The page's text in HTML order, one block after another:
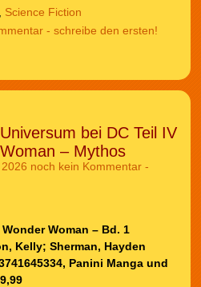
Science Fiction
- schreibe den ersten!
bei DC Teil IV
– Mythos
noch kein Kommentar -
Woman – Bd. 1
Kelly; Sherman, Hayden
Panini Manga und